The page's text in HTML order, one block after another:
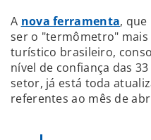
A nova ferramenta,
ser o "termômetro"
turístico brasileiro,
nível de confiança das
setor, já está toda
referentes ao mês de